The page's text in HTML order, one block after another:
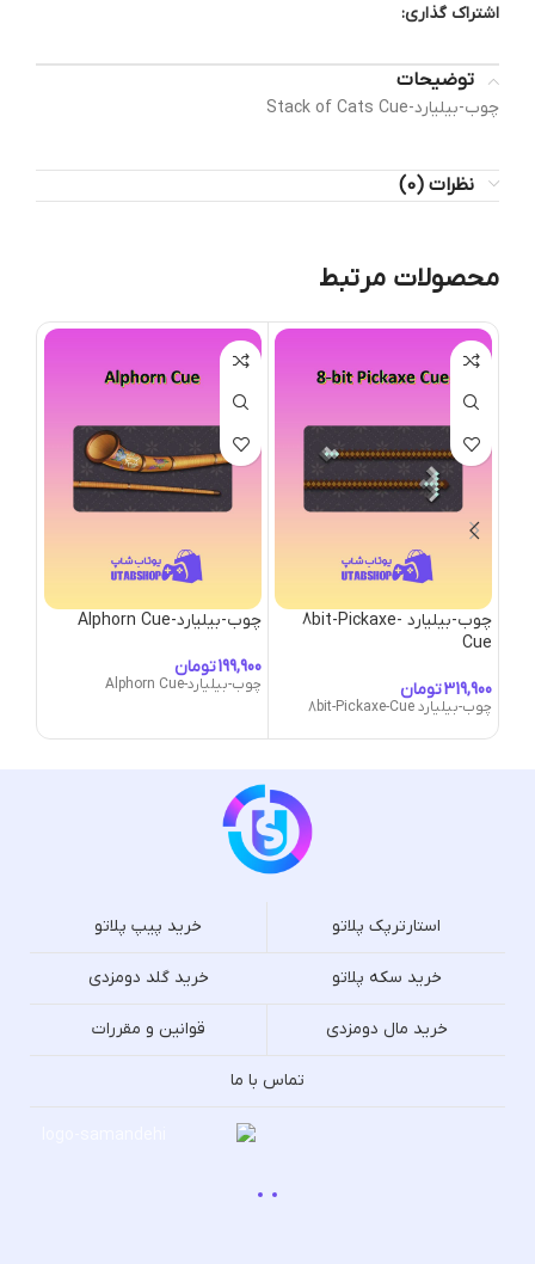
اشتراک گذاری:
توضیحات
چوب-بیلیارد-Stack of Cats Cue
نظرات (0)
محصولات مرتبط
چوب-بیلیارد 8bit-Pickaxe-
Cue
تومان
چوب-بیلیارد 8bit-Pickaxe-Cue
چوب-بیلیارد-Alphorn Cue
تومان
چوب-بیلیارد-Alphorn Cue
استارترپک پلاتو خرید پیپ پلاتو
خرید سکه پلاتو خرید گلد دومزدی
خرید مال دومزدی قوانین و مقررات
تماس با ما